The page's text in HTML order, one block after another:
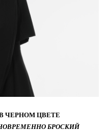
ЧЕРНОМ ЦВЕТЕ
БРОСКИЙ